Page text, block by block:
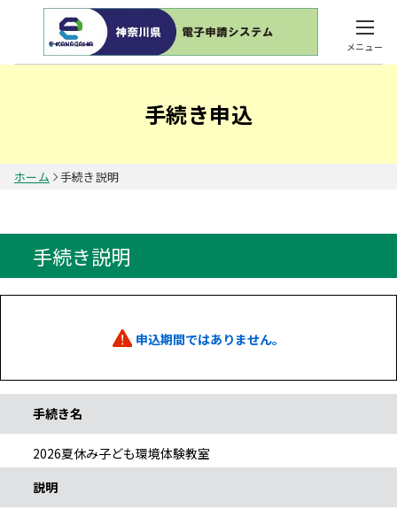
メニュー
手続き申込
ホーム 手続き説明
手続き説明
申込期間ではありません。
手続き名
2026夏休み子ども環境体験教室
説明